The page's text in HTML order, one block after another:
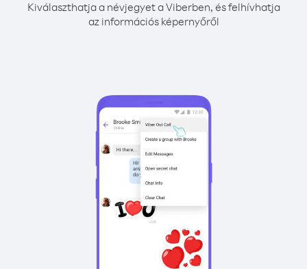
Kiválaszthatja a névjegyet a Viberben, és felhívhatja
az információs képernyőről